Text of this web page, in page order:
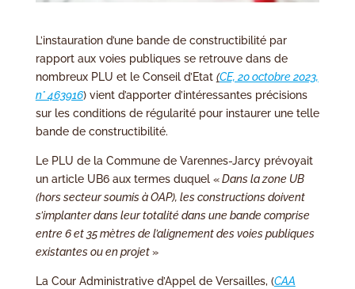
L’instauration d’une bande de constructibilité par
rapport aux voies publiques se retrouve dans de
nombreux PLU et le Conseil d’Etat (CE, 20 octobre 2023,
n° 463916) vient d’apporter d’intéressantes précisions
sur les conditions de régularité pour instaurer une telle
bande de constructibilité.
Le PLU de la Commune de Varennes-Jarcy prévoyait
un article UB6 aux termes duquel «Dans la zone UB
(hors secteur soumis à OAP), les constructions doivent
s’implanter dans leur totalité dans une bande comprise
entre 6 et 35 mètres de l’alignement des voies publiques
existantes ou en projet»
La Cour Administrative d’Appel de Versailles, (CAA